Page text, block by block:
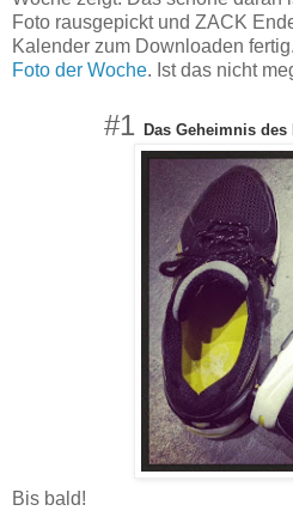
Foto rausgepickt und ZACK
Kalender zum Downloaden
Foto der Woche. Ist das nicht
#1 Das Geheimnis
Bis bald!